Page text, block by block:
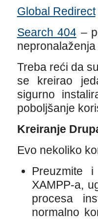
Global Redirect
Search 404 –
Treba reći da
se kreirao
sigurno
poboljšanje
Kreiranje
Evo nekoliko
Preuzmite
XAMPP-a,
procesa
normalno